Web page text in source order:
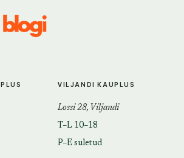
VILJANDI KAUPLUS
Lossi 28, Viljandi
T–L 10–18
P–E suletud